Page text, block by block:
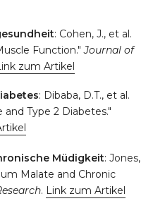
: Cohen, J., et al.
Function."Journal of
zum Artikel
: Dibaba, D.T., et al.
Type 2 Diabetes."
Müdigkeit: Jones,
Malate and Chronic
. Link zum Artikel